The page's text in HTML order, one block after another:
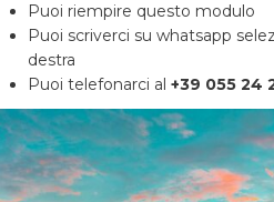
Puoi riempire questo modulo
Puoi scriverci su whatsapp
destra
Puoi telefonarci al +39 055 24